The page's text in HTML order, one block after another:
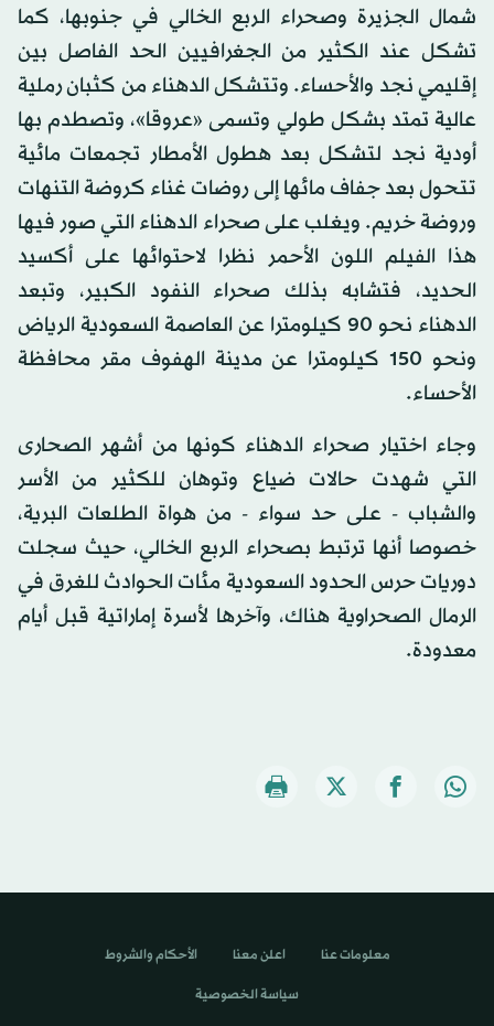
شمال الجزيرة وصحراء الربع الخالي في جنوبها، كما
تشكل عند الكثير من الجغرافيين الحد الفاصل بين
إقليمي نجد والأحساء. وتتشكل الدهناء من كثبان رملية
عالية تمتد بشكل طولي وتسمى «عروقا»، وتصطدم بها
أودية نجد لتشكل بعد هطول الأمطار تجمعات مائية
تتحول بعد جفاف مائها إلى روضات غناء كروضة التنهات
وروضة خريم. ويغلب على صحراء الدهناء التي صور فيها
هذا الفيلم اللون الأحمر نظرا لاحتوائها على أكسيد
الحديد، فتشابه بذلك صحراء النفود الكبير، وتبعد
الدهناء نحو 90 كيلومترا عن العاصمة السعودية الرياض
ونحو 150 كيلومترا عن مدينة الهفوف مقر محافظة
الأحساء.
وجاء اختيار صحراء الدهناء كونها من أشهر الصحارى
التي شهدت حالات ضياع وتوهان للكثير من الأسر
والشباب - على حد سواء - من هواة الطلعات البرية،
خصوصا أنها ترتبط بصحراء الربع الخالي، حيث سجلت
دوريات حرس الحدود السعودية مئات الحوادث للغرق في
الرمال الصحراوية هناك، وآخرها لأسرة إماراتية قبل أيام
معدودة.
معلومات عنا اعلن معنا الأحكام والشروط
سياسة الخصوصية